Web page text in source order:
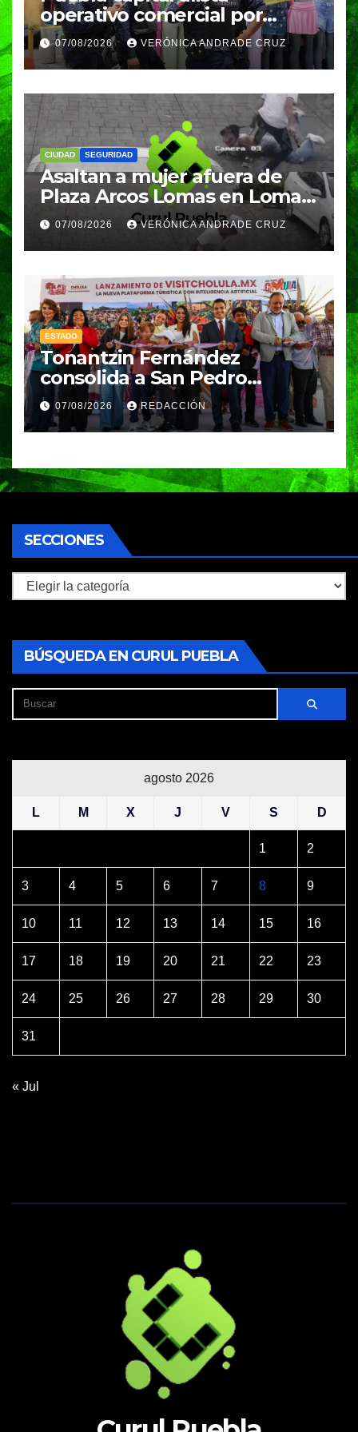
operativo comercial por
fiestas patrias y regreso a
clases
07/08/2026 VERÓNICA ANDRADE CRUZ
CIUDAD SEGURIDAD
Asaltan a mujer afuera de
Plaza Arcos Lomas en Lomas
de Angelópolis; delincuentes
huyeron en auto
07/08/2026 VERÓNICA ANDRADE CRUZ
ESTADO
Tonantzin Fernández
consolida a San Pedro
Cholula como referente en
turismo inteligente
07/08/2026 REDACCIÓN
SECCIONES
Secciones
BÚSQUEDA EN CURUL PUEBLA
agosto 2026
L M X J V S D
1 2
3 4 5 6 7 8 9
10 11 12 13 14 15 16
17 18 19 20 21 22 23
24 25 26 27 28 29 30
31
« Jul